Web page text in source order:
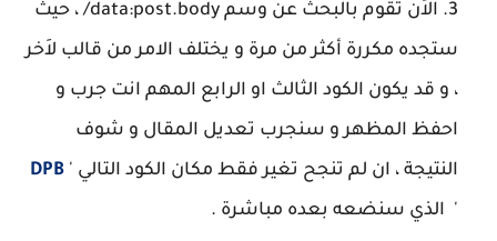
الاَن تقوم بالبحث عن وسم data:post.body/ ، حيث
ستجده مكررة أكثر من مرة و يختلف الامر من قالب لاَخر
، و قد يكون الكود الثالث او الرابع المهم انت جرب و
احفظ المظهر و سنجرب تعديل المقال و شوف
النتيجة ، ان لم تنجح تغير فقط مكان الكود التالي ' DPB
' الذي سنضعه بعده مباشرة .